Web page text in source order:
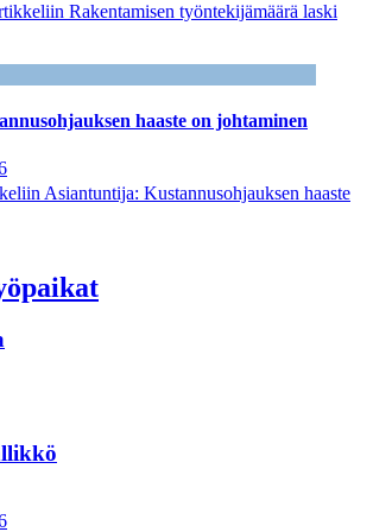
Rakentamisen työntekijämäärä laski
haaste on johtaminen
Asiantuntija: Kustannusohjauksen haaste